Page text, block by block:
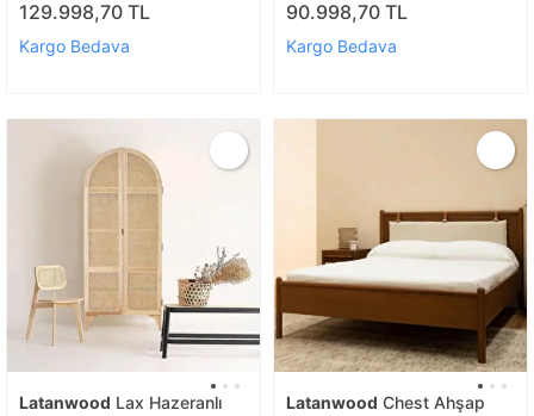
129.998,70 TL
Kargo Bedava
90.998,70 TL
Kargo Bedava
Latanwood Lax Hazeranlı
Latanwood Chest Ahşap